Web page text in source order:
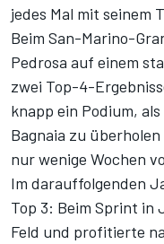
jedes Mal mit seinem
Beim San-Marino-
Pedrosa auf einem
zwei Top-4-
knapp ein Podium,
Bagnaia zu
nur wenige Wochen
Im darauffolgenden
Top 3: Beim Sprint in
Feld und profitierte